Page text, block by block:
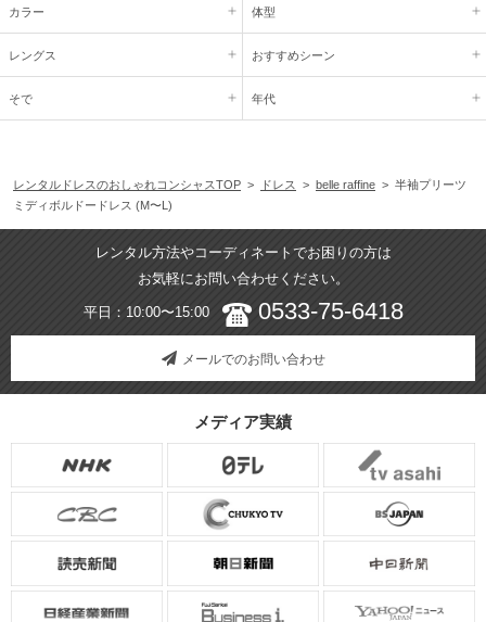
カラー 体型
レングス おすすめシーン
そで 年代
レンタルドレスのおしゃれコンシャスTOP > ドレス > belle raffine > 半袖プリーツ
ミディボルドードレス (M〜L)
レンタル方法やコーディネートでお困りの方は
お気軽にお問い合わせください。
平日：10:00〜15:00 0533-75-6418
メールでのお問い合わせ
メディア実績